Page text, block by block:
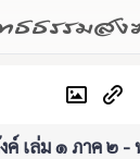
ธธรรมส
เล่ม ๑ ภาค ๒ -